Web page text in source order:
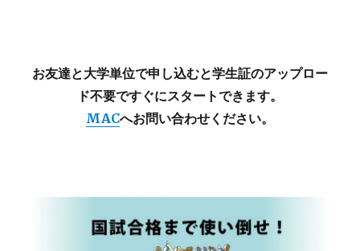
お友達と大学単位で申し込むと学生証のアップロー
ド不要ですぐにスタートできます。
MACへお問い合わせください。